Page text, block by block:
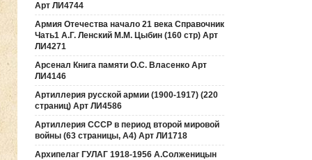
Арт ЛИ4744
Армия Отечества начало 21 века Справочник
Чать1 А.Г. Ленский М.М. Цыбин (160 стр) Арт
ЛИ4271
Арсенал Книга памяти О.С. Власенко Арт
ЛИ4146
Артиллерия русской армии (1900-1917) (220
страниц) Арт ЛИ4586
Артиллерия СССР в период второй мировой
войны (63 страницы, А4) Арт ЛИ1718
Архипелаг ГУЛАГ 1918-1956 А.Солженицын